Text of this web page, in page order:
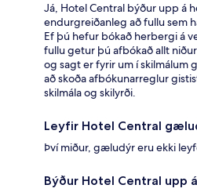
Já, Hotel Central býður upp á
endurgreiðanleg að fullu sem
Ef þú hefur bókað herbergi á
fullu getur þú afbókað allt
og sagt er fyrir um í skilmálum
að skoða afbókunarreglur
skilmála og skilyrði.
Leyfir Hotel Central
Því miður, gæludýr eru ekki
Býður Hotel Central upp